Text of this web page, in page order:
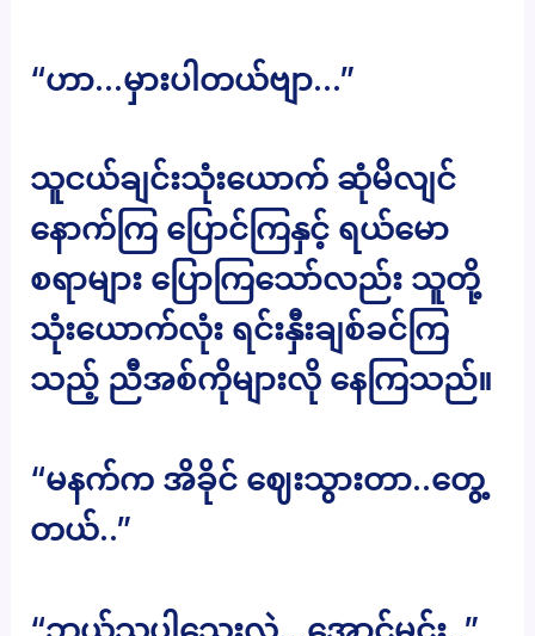
“ဟာ…မှားပါတယ်ဗျာ…”
သူငယ်ချင်းသုံးယောက် ဆုံမိလျင်
နောက်ကြ ပြောင်ကြနှင့် ရယ်မော
စရာများ ပြောကြသော်လည်း သူတို့
သုံးယောက်လုံး ရင်းနှီးချစ်ခင်ကြ
သည့် ညီအစ်ကိုများလို နေကြသည်။
“မနက်က အိခိုင် ဈေးသွားတာ..တွေ့
တယ်..”